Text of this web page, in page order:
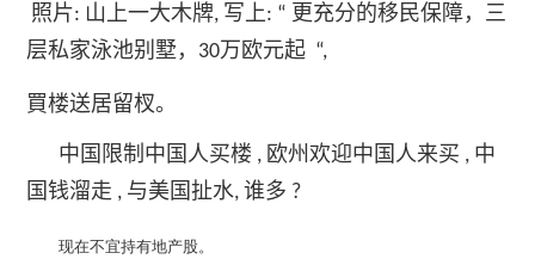
照片: 山上一大木牌, 写上: “ 更充分的移民保障，三
层私家泳池别墅，
30万欧元起 “,
買楼送居留杈。
中国限制中国人买楼 , 欧州欢迎中国人来买 , 中
国钱溜走 , 与美国扯水,谁多 ?
现在不宜持有地产股。